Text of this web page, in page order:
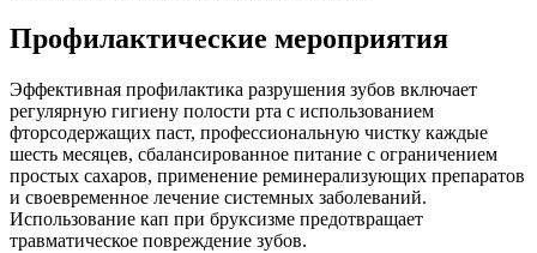
Профилактические мероприятия
Эффективная профилактика разрушения зубов включает
регулярную гигиену полости рта с использованием
фторсодержащих паст, профессиональную чистку каждые
шесть месяцев, сбалансированное питание с ограничением
простых сахаров, применение реминерализующих препаратов
и своевременное лечение системных заболеваний.
Использование кап при бруксизме предотвращает
травматическое повреждение зубов.